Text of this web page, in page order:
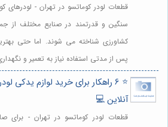
قطعات لودر کوماتسو در تهران - لودرهای
سنگین و قدرتمند در صنایع مختلف از
کشاورزی شناخته می شوند. اما حتی
پس از مدتی استفاده نیاز به تعمیر و
⭐️ 6 راهکار برای خرید لوازم یدکی
آنلاین 💻
قطعات لودر کوماتسو در تهران - برای